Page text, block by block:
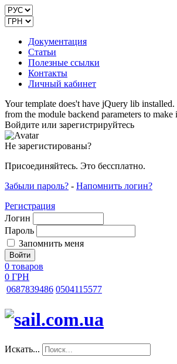
Документация
Статьи
Полезные ссылки
Контакты
Личный кабинет
Your template does't have jQuery lib installed.
from the module backend parameters to
Войдите или зарегистрируйтесь
Не зарегистированы?
Присоединяйтесь. Это бессплатно.
Забыли пароль? - Напомнить логин?
Регистрация
Логин
Пароль
Запомнить меня
0 товаров
0 ГРН
0687839486 0504115577
Искать...